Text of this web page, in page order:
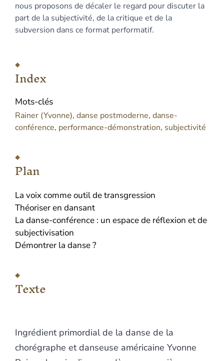
nous proposons de décaler le regard pour discuter la
part de la subjectivité, de la critique et de la
subversion dans ce format performatif.
Index
Mots-clés
Rainer (Yvonne), danse postmoderne, danse-
conférence, performance-démonstration, subjectivité
Plan
La voix comme outil de transgression
Théoriser en dansant
La danse-conférence : un espace de réflexion et de
subjectivisation
Démontrer la danse ?
Texte
Ingrédient primordial de la danse de la
chorégraphe et danseuse américaine Yvonne